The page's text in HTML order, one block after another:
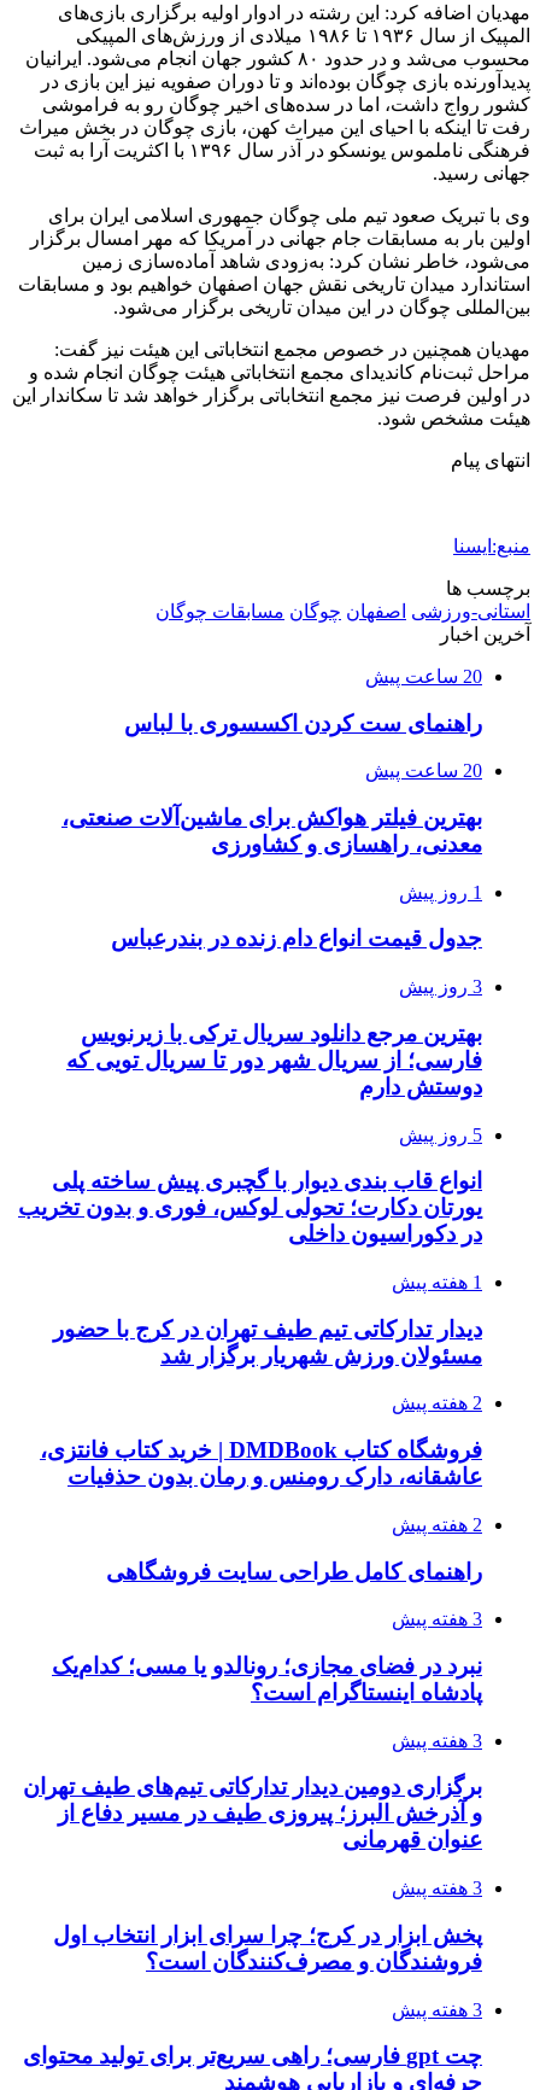
مهدیان اضافه کرد: این رشته در ادوار اولیه برگزاری بازی‌های
المپیک از سال ۱۹۳۶ تا ۱۹۸۶ میلادی از ورزش‌های المپیکی
محسوب می‌شد و در حدود ۸۰ کشور جهان انجام می‌شود. ایرانیان
پدیدآورنده بازی چوگان بوده‌اند و تا دوران صفویه نیز این بازی در
کشور رواج داشت، اما در سده‌های اخیر چوگان رو به فراموشی
رفت تا اینکه با احیای این میراث کهن، بازی چوگان در بخش میراث‌
فرهنگی ناملموس یونسکو در آذر سال ۱۳۹۶ با اکثریت آرا به ثبت
جهانی رسید.
وی با تبریک صعود تیم ملی چوگان جمهوری اسلامی ایران برای
اولین بار به مسابقات جام جهانی در آمریکا که مهر امسال برگزار
می‌شود، خاطر نشان کرد: به‌زودی شاهد آماده‌سازی زمین
استاندارد میدان تاریخی نقش جهان اصفهان خواهیم بود و مسابقات
بین‌المللی چوگان در این میدان تاریخی برگزار می‌شود.
مهدیان همچنین در خصوص مجمع انتخاباتی این هیئت نیز گفت:
مراحل ثبت‌نام کاندیدای مجمع انتخاباتی هیئت چوگان انجام شده و
در اولین فرصت نیز مجمع انتخاباتی برگزار خواهد شد تا سکاندار این
هیئت مشخص شود.
انتهای پیام
منبع:ایسنا
برچسب ها
استانی-ورزشی اصفهان چوگان مسابقات چوگان
آخرین اخبار
20 ساعت پیش
راهنمای ست کردن اکسسوری با لباس
20 ساعت پیش
بهترین فیلتر هواکش برای ماشین‌آلات صنعتی،
معدنی، راهسازی و کشاورزی
1 روز پیش
جدول قیمت انواع دام زنده در بندرعباس
3 روز پیش
بهترین مرجع دانلود سریال ترکی با زیرنویس
فارسی؛ از سریال شهر دور تا سریال تویی که
دوستش دارم
5 روز پیش
انواع قاب بندی دیوار با گچبری پیش ساخته پلی
یورتان دکارت؛ تحولی لوکس، فوری و بدون تخریب
در دکوراسیون داخلی
1 هفته پیش
دیدار تدارکاتی تیم طیف تهران در کرج با حضور
مسئولان ورزش شهریار برگزار شد
2 هفته پیش
فروشگاه کتاب DMDBook | خرید کتاب فانتزی،
عاشقانه، دارک رومنس و رمان بدون حذفیات
2 هفته پیش
راهنمای کامل طراحی سایت فروشگاهی
3 هفته پیش
نبرد در فضای مجازی؛ رونالدو یا مسی؛ کدام‌یک
پادشاه اینستاگرام است؟
3 هفته پیش
برگزاری دومین دیدار تدارکاتی تیم‌های طیف تهران
و آذرخش البرز؛ پیروزی طیف در مسیر دفاع از
عنوان قهرمانی
3 هفته پیش
پخش ابزار در کرج؛ چرا سرای ابزار انتخاب اول
فروشندگان و مصرف‌کنندگان است؟
3 هفته پیش
چت gpt فارسی؛ راهی سریع‌تر برای تولید محتوای
حرفه‌ای و بازاریابی هوشمند